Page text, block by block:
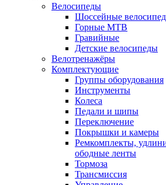
Велосипеды
Шоссейные
Горные МTB
Гравийные
Детские велосипеды
Велотренажёры
Комплектующие
Группы оборудования
Инструменты
Колеса
Педали и шипы
Переключение
Покрышки и камеры
Ремкомплекты,
ободные ленты
Тормоза
Трансмиссия